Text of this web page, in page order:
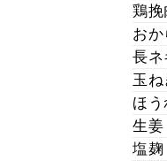
鶏挽
おか
長ネ
玉ね
ほ
生姜
塩麹